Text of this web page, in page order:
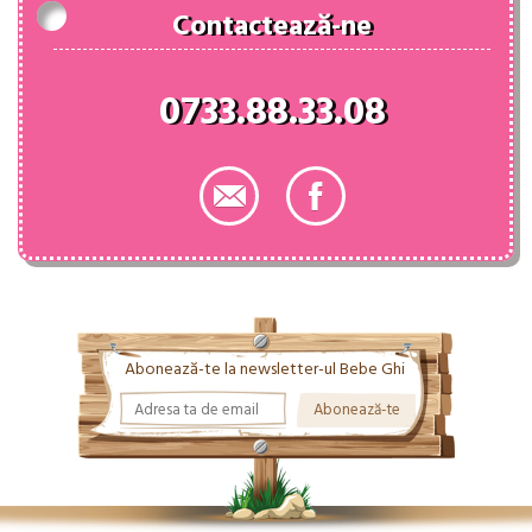
Contactează-ne
0733.88.33.08
Abonează-te la newsletter-ul Bebe Ghi